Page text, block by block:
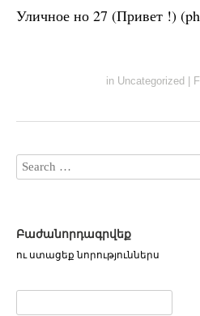
Уличное но 27 (Привет !)
in Uncategorized
Բաժանորդագրվեք
ու ստացեք նորություններս